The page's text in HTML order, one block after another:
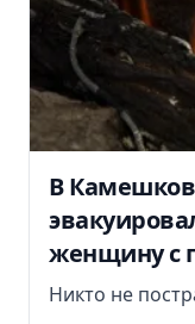
В
женщину с
Никто не